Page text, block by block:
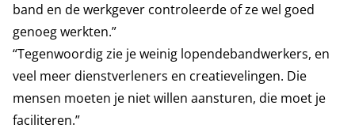
band en de werkgever controleerde of ze wel goed
genoeg werkten.”
“Tegenwoordig zie je weinig lopendebandwerkers, en
veel meer dienstverleners en creatievelingen. Die
mensen moeten je niet willen aansturen, die moet je
faciliteren.”